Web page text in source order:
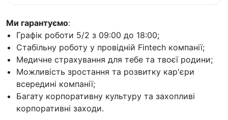
Ми гарантуємо:
Графік роботи 5/2 з 09:00 до 18:00;
Стабільну роботу у провідній Fintech компанії;
Медичне страхування для тебе та твоєї родини;
Можливість зростання та розвитку кар'єри
всередині компанії;
Багату корпоративну культуру та захопливі
корпоративні заходи.